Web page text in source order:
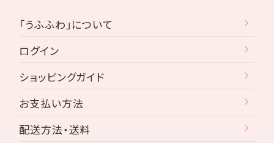
「うふふわ」について
ログイン
ショッピングガイド
お支払い方法
配送方法・送料